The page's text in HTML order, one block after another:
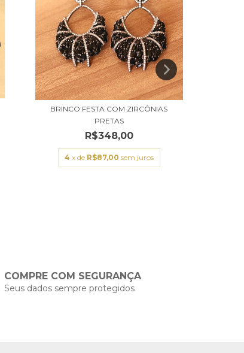
BRINCO FESTA COM ZIRCÔNIAS
PRETAS
R$348,00
4 x de R$87,00 sem juros
COMPRE COM SEGURANÇA
Seus dados sempre protegidos